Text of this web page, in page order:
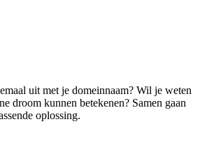
uit met je domeinnaam? Wil je weten
droom kunnen betekenen? Samen gaan
oplossing.